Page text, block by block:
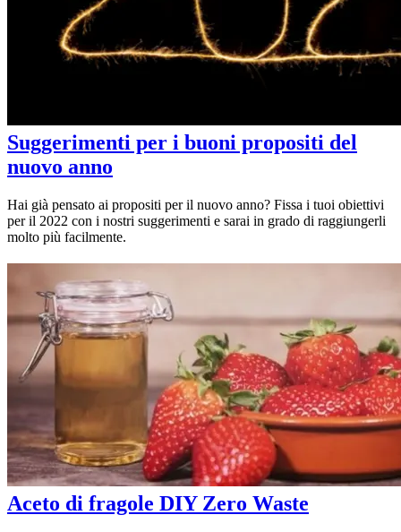
Suggerimenti per i buoni propositi del
nuovo anno
Hai già pensato ai propositi per il nuovo anno? Fissa i tuoi obiettivi
per il 2022 con i nostri suggerimenti e sarai in grado di raggiungerli
molto più facilmente.
Aceto di fragole DIY Zero Waste